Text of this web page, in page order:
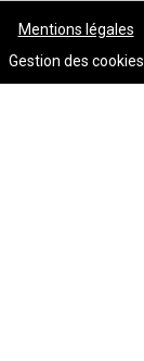
Mentions légales
Gestion des cookies